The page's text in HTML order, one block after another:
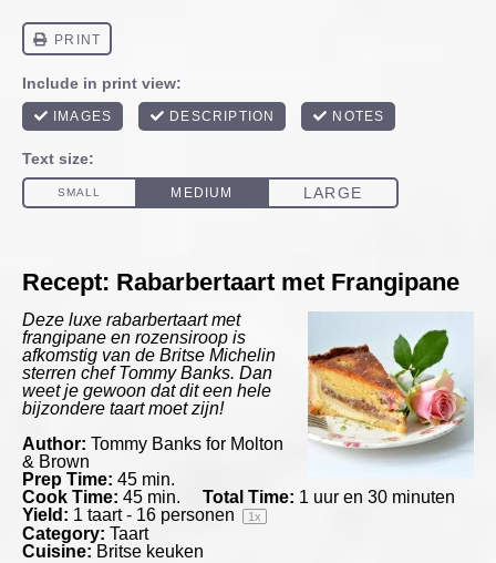
Recept: Rabarbertaart met Frangipane
Deze luxe rabarbertaart met
frangipane en rozensiroop is
afkomstig van de Britse Michelin
sterren chef Tommy Banks. Dan
weet je gewoon dat dit een hele
bijzondere taart moet zijn!
Author: Tommy Banks for Molton
& Brown
Prep Time: 45 min.
Cook Time: 45 min. Total Time: 1 uur en 30 minuten
Yield: 1 taart - 16 personen 1x
Category: Taart
Cuisine: Britse keuken